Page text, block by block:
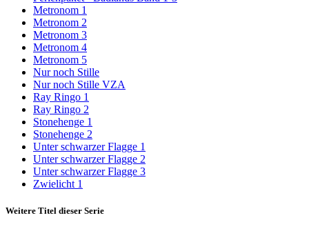
Metronom 1
Metronom 2
Metronom 3
Metronom 4
Metronom 5
Nur noch Stille
Nur noch Stille VZA
Ray Ringo 1
Ray Ringo 2
Stonehenge 1
Stonehenge 2
Unter schwarzer Flagge 1
Unter schwarzer Flagge 2
Unter schwarzer Flagge 3
Zwielicht 1
Weitere Titel dieser Serie